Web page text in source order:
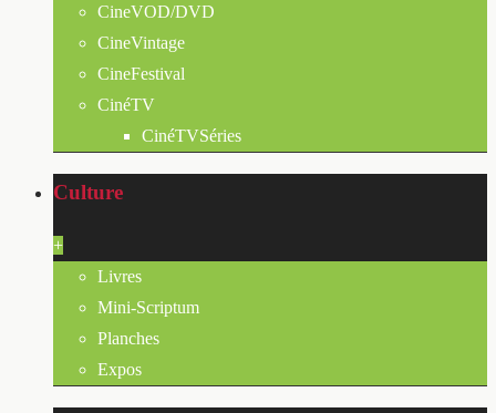
CineVOD/DVD
CineVintage
CineFestival
CinéTV
CinéTVSéries
Culture
+
Livres
Mini-Scriptum
Planches
Expos